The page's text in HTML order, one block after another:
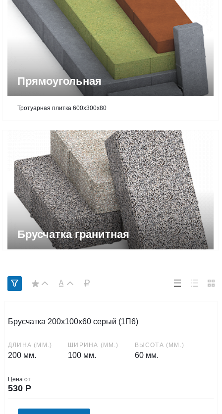
Прямоугольная
Тротуарная плитка 600х300х80
Брусчатка гранитная
Брусчатка 200х100х60 серый (1П6)
ДЛИНА (ММ.)
200 мм.
ШИРИНА (ММ.)
100 мм.
ВЫСОТА (ММ.)
60 мм.
Цена от
530 Р